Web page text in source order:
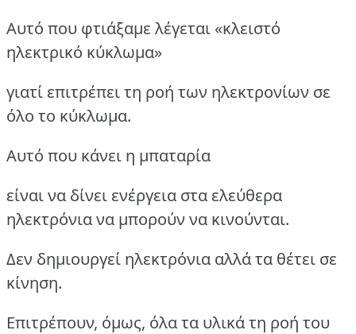
Αυτό που φτιάξαμε λέγεται «κλειστό
ηλεκτρικό κύκλωμα»
γιατί επιτρέπει τη ροή των ηλεκτρονίων σε
όλο το κύκλωμα.
Αυτό που κάνει η μπαταρία
είναι να δίνει ενέργεια στα ελεύθερα
ηλεκτρόνια να μπορούν να κινούνται.
Δεν δημιουργεί ηλεκτρόνια αλλά τα θέτει σε
κίνηση.
Επιτρέπουν, όμως, όλα τα υλικά τη ροή του